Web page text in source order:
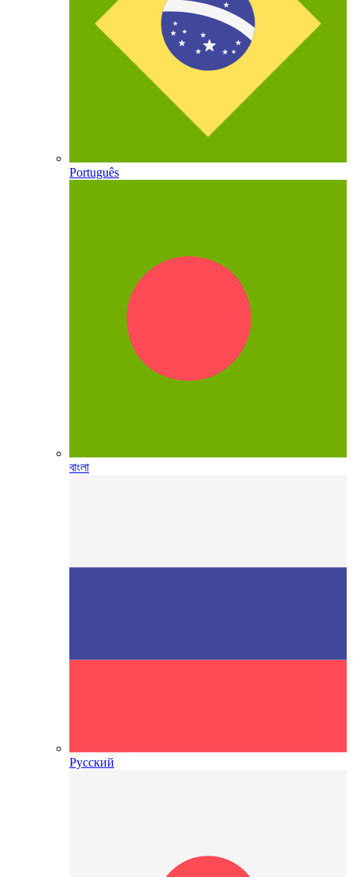
Português
বাংলা
Русский